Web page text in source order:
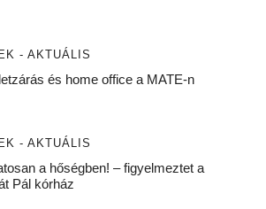
- AKTUÁLIS
és home office a MATE-n
- AKTUÁLIS
a hőségben! – figyelmeztet a
Pál kórház